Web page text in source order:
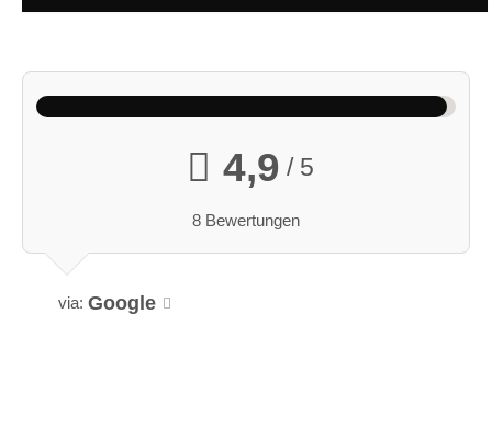
4,9 / 5
8 Bewertungen
via: Google